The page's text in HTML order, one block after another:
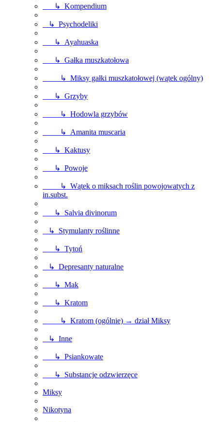
↳ Kompendium
↳ Psychodeliki
↳ Ayahuaska
↳ Gałka muszkatołowa
↳ Miksy gałki muszkatołowej (wątek ogólny)
↳ Grzyby
↳ Hodowla grzybów
↳ Amanita muscaria
↳ Kaktusy
↳ Powoje
↳ Wątek o miksach roślin powojowatych z
in.subst.
↳ Salvia divinorum
↳ Stymulanty roślinne
↳ Tytoń
↳ Depresanty naturalne
↳ Mak
↳ Kratom
↳ Kratom (ogólnie) → dział Miksy
↳ Inne
↳ Psiankowate
↳ Substancje odzwierzęce
Miksy
Nikotyna